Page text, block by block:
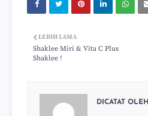
LEBIH LAMA
Shaklee Miri & Vita C Plus
Shaklee !
DICATAT OLEH